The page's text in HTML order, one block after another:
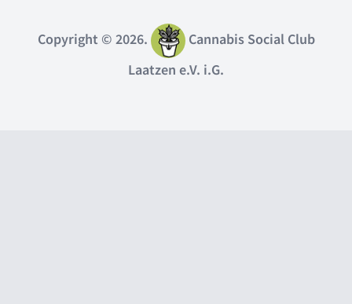
Copyright © 2026.
Cannabis Social Club
Laatzen e.V. i.G.